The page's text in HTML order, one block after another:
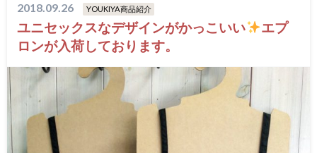
2018.09.26 YOUKIYA商品紹介
ユニセックスなデザインがかっこいい
エプ
ロンが入荷しております。